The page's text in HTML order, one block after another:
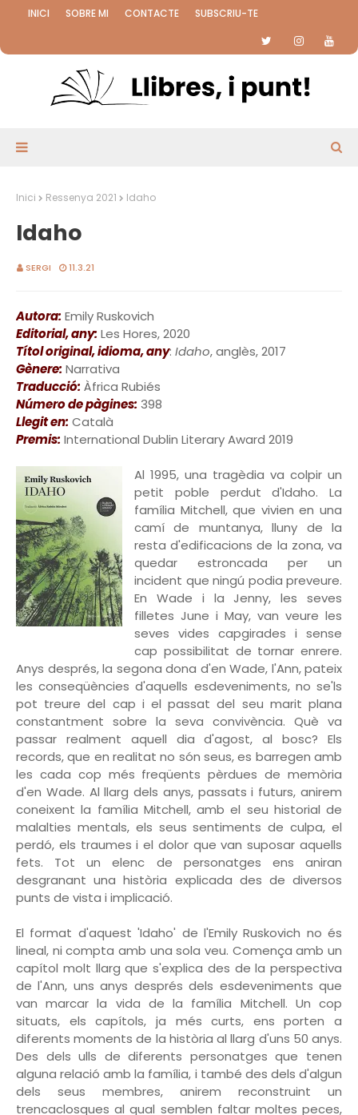
INICI SOBRE MI CONTACTE SUBSCRIU-TE
Inici Ressenya 2021 Idaho
Idaho
SERGI 11.3.21
Autora: Emily Ruskovich
Editorial, any: Les Hores, 2020
Títol original, idioma, any: Idaho, anglès, 2017
Gènere: Narrativa
Traducció: Àfrica Rubiés
Número de pàgines: 398
Llegit en: Català
Premis: International Dublin Literary Award 2019
Al 1995, una tragèdia va colpir un
petit poble perdut d'Idaho. La
família Mitchell, que vivien en una
camí de muntanya, lluny de la
resta d'edificacions de la zona, va
quedar estroncada per un
incident que ningú podia preveure.
En Wade i la Jenny, les seves
filletes June i May, van veure les
seves vides capgirades i sense
cap possibilitat de tornar enrere.
Anys després, la segona dona d'en Wade, l'Ann, pateix
les conseqüències d'aquells esdeveniments, no se'ls
pot treure del cap i el passat del seu marit plana
constantment sobre la seva convivència. Què va
passar realment aquell dia d'agost, al bosc? Els
records, que en realitat no són seus, es barregen amb
les cada cop més freqüents pèrdues de memòria
d'en Wade. Al llarg dels anys, passats i futurs, anirem
coneixent la família Mitchell, amb el seu historial de
malalties mentals, els seus sentiments de culpa, el
perdó, els traumes i el dolor que van suposar aquells
fets. Tot un elenc de personatges ens aniran
desgranant una història explicada des de diversos
punts de vista i implicació.
El format d'aquest 'Idaho' de l'Emily Ruskovich no és
lineal, ni compta amb una sola veu. Comença amb un
capítol molt llarg que s'explica des de la perspectiva
de l'Ann, uns anys després dels esdeveniments que
van marcar la vida de la família Mitchell. Un cop
situats, els capítols, ja més curts, ens porten a
diferents moments de la història al llarg d'uns 50 anys.
Des dels ulls de diferents personatges que tenen
alguna relació amb la família, i també des dels d'algun
dels seus membres, anirem reconstruint un
trencaclosques al qual semblen faltar moltes peces,